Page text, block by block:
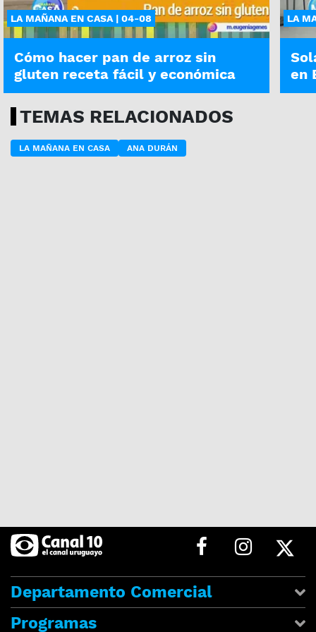
LA MAÑANA EN CASA | 04-08
Cómo hacer pan de arroz sin
gluten receta fácil y económica
LA
en
TEMAS RELACIONADOS
LA MAÑANA EN CASA ANA DURÁN
Departamento Comercial
Programas